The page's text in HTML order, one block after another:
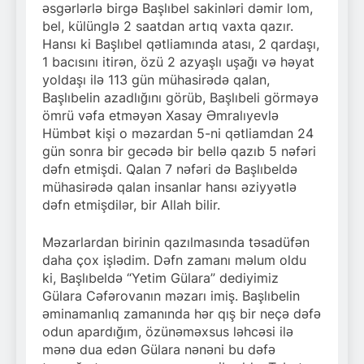
əsgərlərlə birgə Başlıbel sakinləri dəmir lom,
bel, külünglə 2 saatdan artıq vaxta qazır.
Hansı ki Başlıbel qətliamında atası, 2 qardaşı,
1 bacısını itirən, özü 2 azyaşlı uşağı və həyat
yoldaşı ilə 113 gün mühasirədə qalan,
Başlıbelin azadlığını görüb, Başlıbeli görməyə
ömrü vəfa etməyən Xasay Əmralıyevlə
Hümbət kişi o məzardan 5-ni qətliamdan 24
gün sonra bir gecədə bir bellə qazıb 5 nəfəri
dəfn etmişdi. Qalan 7 nəfəri də Başlıbeldə
mühasirədə qalan insanlar hansı əziyyətlə
dəfn etmişdilər, bir Allah bilir.
Məzarlardan birinin qazılmasında təsadüfən
daha çox işlədim. Dəfn zamanı məlum oldu
ki, Başlıbeldə “Yetim Gülara” dediyimiz
Gülara Cəfərovanın məzarı imiş. Başlıbelin
əminamanlıq zamanında hər qış bir neçə dəfə
odun apardığım, özünəməxsus ləhcəsi ilə
mənə dua edən Gülara nənəni bu dəfə